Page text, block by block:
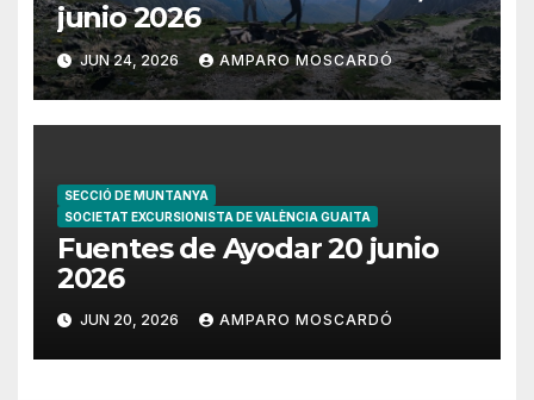
junio 2026
JUN 24, 2026 AMPARO MOSCARDÓ
SECCIÓ DE MUNTANYA
SOCIETAT EXCURSIONISTA DE VALÈNCIA GUAITA
Fuentes de Ayodar 20 junio
2026
JUN 20, 2026 AMPARO MOSCARDÓ